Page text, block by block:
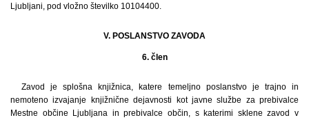
Ljubljani, pod vložno številko 10104400.
V. POSLANSTVO ZAVODA
6. člen
Zavod je splošna knjižnica, katere temeljno poslanstvo je trajno in
nemoteno izvajanje knjižnične dejavnosti kot javne službe za prebivalce
Mestne občine Ljubljana in prebivalce občin, s katerimi sklene zavod v